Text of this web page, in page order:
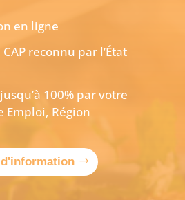
en ligne
reconnu par l’État
100% par votre
Emploi, Région